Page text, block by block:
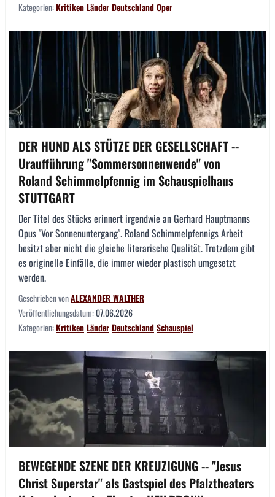
Kategorien:KritikenLänderDeutschlandOper
DER HUND ALS STÜTZE DER GESELLSCHAFT --
Uraufführung "Sommersonnenwende" von
Roland Schimmelpfennig im Schauspielhaus
STUTTGART
Der Titel des Stücks erinnert irgendwie an Gerhard Hauptmanns
Opus "Vor Sonnenuntergang". Roland Schimmelpfennigs Arbeit
besitzt aber nicht die gleiche literarische Qualität. Trotzdem gibt
es originelle Einfälle, die immer wieder plastisch umgesetzt
werden.
Geschrieben vonALEXANDER WALTHER
Veröffentlichungsdatum:07.06.2026
Kategorien:KritikenLänderDeutschlandSchauspiel
BEWEGENDE SZENE DER KREUZIGUNG -- "Jesus
Christ Superstar" als Gastspiel des Pfalztheaters